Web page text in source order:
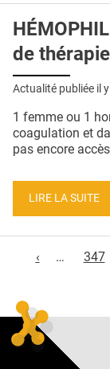
de
Actualité publiée il
1 femme ou 1
coagulation et
pas encore
LIRE LA SUITE
‹
… 347